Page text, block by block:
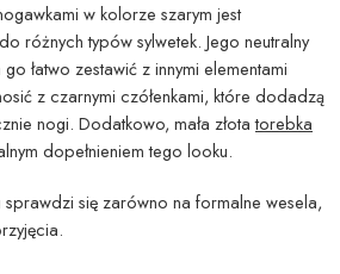
w kolorze szarym jest
różnych typów sylwetek. Jego neutralny
łatwo zestawić z innymi elementami
z czarnymi czółenkami, które dodadzą
nogi. Dodatkowo, mała złotatorebka
dopełnieniem tego looku.
się zarówno na formalne wesela,